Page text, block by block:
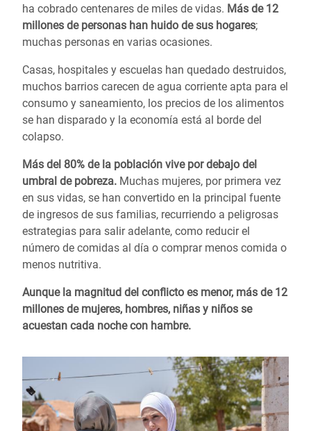
ha cobrado centenares de miles de vidas. Más de 12
millones de personas han huido de sus hogares;
muchas personas en varias ocasiones.
Casas, hospitales y escuelas han quedado destruidos,
muchos barrios carecen de agua corriente apta para el
consumo y saneamiento, los precios de los alimentos
se han disparado y la economía está al borde del
colapso.
Más del 80% de la población vive por debajo del
umbral de pobreza. Muchas mujeres, por primera vez
en sus vidas, se han convertido en la principal fuente
de ingresos de sus familias, recurriendo a peligrosas
estrategias para salir adelante, como reducir el
número de comidas al día o comprar menos comida o
menos nutritiva.
Aunque la magnitud del conflicto es menor, más de 12
millones de mujeres, hombres, niñas y niños se
acuestan cada noche con hambre.